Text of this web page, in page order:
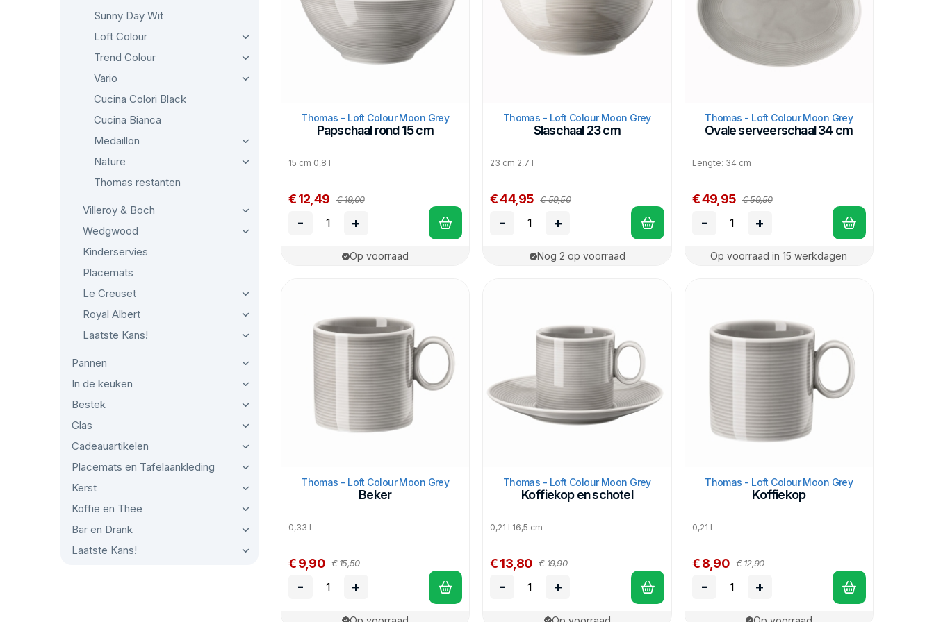
Sunny Day Wit
Loft Colour
Trend Colour
Vario
Cucina Colori Black
Cucina Bianca
Medaillon
Nature
Thomas restanten
Villeroy & Boch
Wedgwood
Kinderservies
Placemats
Le Creuset
Royal Albert
Laatste Kans!
Pannen
In de keuken
Bestek
Glas
Cadeauartikelen
Placemats en Tafelaankleding
Kerst
Koffie en Thee
Bar en Drank
Laatste Kans!
Thomas - Loft Colour Moon Grey
Papschaal rond 15 cm
15 cm 0,8 l
€ 12,49 € 19,00
- +
Op voorraad
Thomas - Loft Colour Moon Grey
Slaschaal 23 cm
23 cm 2,7 l
€ 44,95 € 59,50
- +
Nog 2 op voorraad
Thomas - Loft Colour Moon Grey
Ovale serveerschaal 34 cm
Lengte: 34 cm
€ 49,95 € 59,50
- +
Op voorraad in 15 werkdagen
Thomas - Loft Colour Moon Grey
Beker
0,33 l
€ 9,90 € 15,50
- +
Thomas - Loft Colour Moon Grey
Koffiekop en schotel
0,21 l 16,5 cm
€ 13,80 € 19,90
- +
Thomas - Loft Colour Moon Grey
Koffiekop
0,21 l
€ 8,90 € 12,90
- +